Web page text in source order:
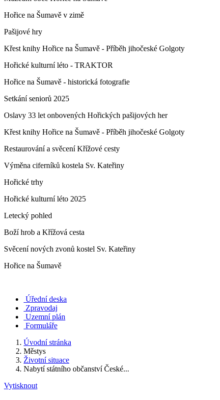
Hořice na Šumavě v zimě
Pašijové hry
Křest knihy Hořice na Šumavě - Příběh jihočeské Golgoty
Hořické kulturní léto - TRAKTOR
Hořice na Šumavě - historická fotografie
Setkání seniorů 2025
Oslavy 33 let onbovených Hořických pašijových her
Křest knihy Hořice na Šumavě - Příběh jihočeské Golgoty
Restaurování a svěcení Křížové cesty
Výměna ciferníků kostela Sv. Kateřiny
Hořické trhy
Hořické kulturní léto 2025
Letecký pohled
Boží hrob a Křížová cesta
Svěcení nových zvonů kostel Sv. Kateřiny
Hořice na Šumavě
Úřední deska
Zpravodaj
Uzemní plán
Formuláře
Úvodní stránka
Městys
Životní situace
Nabytí státního občanství České...
Vytisknout